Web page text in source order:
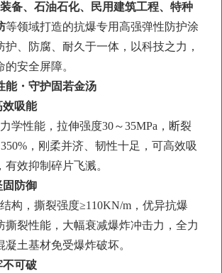
备、石油石化、民用建筑工程、特种
等领域打造的抗爆专用高强弹性防护涂
护、防腐、耐久于一体，以科技之力，
安全屏障。
能・守护固若金汤
效吸能
学性能，拉伸强度30～35MPa，断裂
，刚柔并济、韧性十足，可高效吸
效抑制碎片飞溅。
固防御
构， 撕裂强度≥110KN/m，优异抗爆
撕裂性能，大幅衰减爆炸冲击力，全力
土基材免受爆炸破坏。
不可破